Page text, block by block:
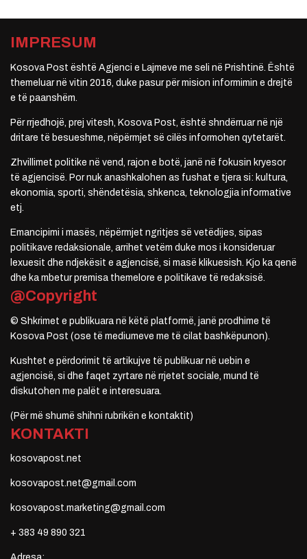
IMPRESUM
Kosova Post është Agjenci e Lajmeve me seli në Prishtinë. Është
themeluar në vitin 2016, duke pasur për mision informimin e drejtë
e të paanshëm.
Për rrjedhojë, prej vitesh, Kosova Post, është shndërruar në një
dritare të besueshme, nëpërmjet së cilës informohen qytetarët.
Zhvillimet politike në vend, rajon e botë, janë në fokusin kryesor
të agjencisë. Por nuk anashkalohen as fushat e tjera si: kultura,
ekonomia, sporti, shëndetësia, shkenca, teknologjia informative
etj.
Emancipimi i masës, nëpërmjet ngritjes së vetëdijes, sipas
politikave redaksionale, arrihet vetëm duke mos i konsideruar
lexuesit dhe ndjekësit e agjencisë, si masë klikuesish. Kjo ka qenë
dhe ka mbetur premisa themelore e politikave të redaksisë.
@Copyright
© Shkrimet e publikuara në këtë platformë, janë prodhime të
Kosova Post (ose të mediumeve me të cilat bashkëpunon).
Kushtet e përdorimit të artikujve të publikuar në uebin e
agjencisë, si dhe faqet zyrtare në rrjetet sociale, mund të
diskutohen me palët e interesuara.
(Për më shumë shihni rubrikën e kontaktit)
KONTAKTI
kosovapost.net
kosovapost.net@gmail.com
kosovapost.marketing@gmail.com
+ 383 49 890 321